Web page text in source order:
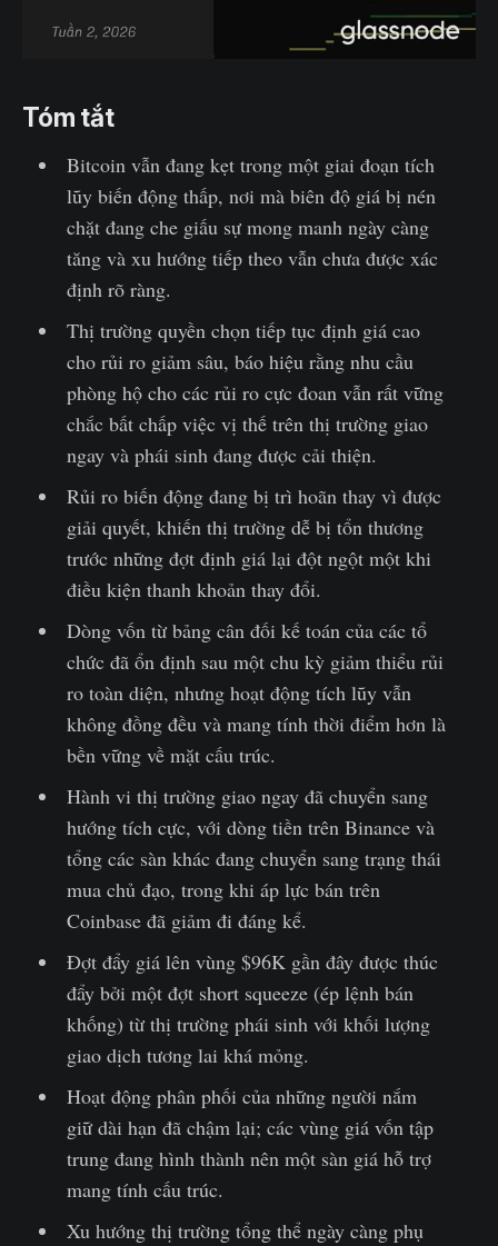
Tóm tắt
Bitcoin vẫn đang kẹt trong một giai đoạn tích
lũy biến động thấp, nơi mà biên độ giá bị nén
chặt đang che giấu sự mong manh ngày càng
tăng và xu hướng tiếp theo vẫn chưa được xác
định rõ ràng.
Thị trường quyền chọn tiếp tục định giá cao
cho rủi ro giảm sâu, báo hiệu rằng nhu cầu
phòng hộ cho các rủi ro cực đoan vẫn rất vững
chắc bất chấp việc vị thế trên thị trường giao
ngay và phái sinh đang được cải thiện.
Rủi ro biến động đang bị trì hoãn thay vì được
giải quyết, khiến thị trường dễ bị tổn thương
trước những đợt định giá lại đột ngột một khi
điều kiện thanh khoản thay đổi.
Dòng vốn từ bảng cân đối kế toán của các tổ
chức đã ổn định sau một chu kỳ giảm thiểu rủi
ro toàn diện, nhưng hoạt động tích lũy vẫn
không đồng đều và mang tính thời điểm hơn là
bền vững về mặt cấu trúc.
Hành vi thị trường giao ngay đã chuyển sang
hướng tích cực, với dòng tiền trên Binance và
tổng các sàn khác đang chuyển sang trạng thái
mua chủ đạo, trong khi áp lực bán trên
Coinbase đã giảm đi đáng kể.
Đợt đẩy giá lên vùng $96K gần đây được thúc
đẩy bởi một đợt short squeeze (ép lệnh bán
khống) từ thị trường phái sinh với khối lượng
giao dịch tương lai khá mỏng.
Hoạt động phân phối của những người nắm
giữ dài hạn đã chậm lại; các vùng giá vốn tập
trung đang hình thành nên một sàn giá hỗ trợ
mang tính cấu trúc.
Xu hướng thị trường tổng thể ngày càng phụ